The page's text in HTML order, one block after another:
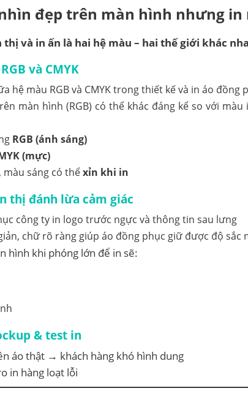
đẹp trên màn hình nhưng in
và in ấn là hai hệ màu – hai thế giới khác
và CMYK
màn hình (RGB) có thể khác đáng kể so với
RGB (ánh sáng)
(mực)
sáng có thểxỉn khi in
thị đánh lừa cảm giác
chữ rõ ràng giúp áo đồng phục giữ được độ sắc
hình khi phóng lớn để in sẽ:
& test in
áo thật → khách hàng khó hình dung
in hàng loạt lỗi